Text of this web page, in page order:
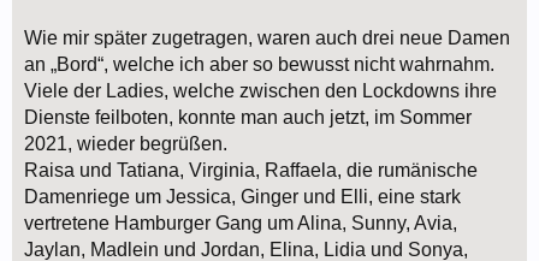
Wie mir später zugetragen, waren auch drei neue Damen
an „Bord“, welche ich aber so bewusst nicht wahrnahm.
Viele der Ladies, welche zwischen den Lockdowns ihre
Dienste feilboten, konnte man auch jetzt, im Sommer
2021, wieder begrüßen.
Raisa und Tatiana, Virginia, Raffaela, die rumänische
Damenriege um Jessica, Ginger und Elli, eine stark
vertretene Hamburger Gang um Alina, Sunny, Avia,
Jaylan, Madlein und Jordan, Elina, Lidia und Sonya,